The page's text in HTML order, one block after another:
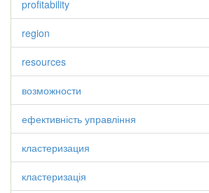
profitability
region
resources
возможности
ефективність управління
кластеризация
кластеризація